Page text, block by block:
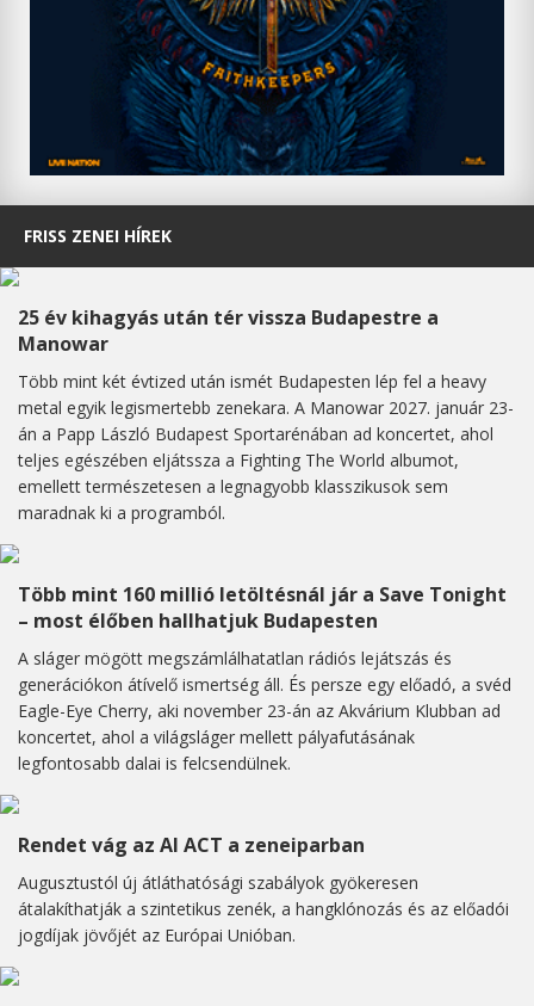
FRISS ZENEI HÍREK
25 év kihagyás után tér vissza Budapestre a
Manowar
Több mint két évtized után ismét Budapesten lép fel a heavy
metal egyik legismertebb zenekara. A Manowar 2027. január 23-
án a Papp László Budapest Sportarénában ad koncertet, ahol
teljes egészében eljátssza a Fighting The World albumot,
emellett természetesen a legnagyobb klasszikusok sem
maradnak ki a programból.
Több mint 160 millió letöltésnál jár a Save Tonight
– most élőben hallhatjuk Budapesten
A sláger mögött megszámlálhatatlan rádiós lejátszás és
generációkon átívelő ismertség áll. És persze egy előadó, a svéd
Eagle-Eye Cherry, aki november 23-án az Akvárium Klubban ad
koncertet, ahol a világsláger mellett pályafutásának
legfontosabb dalai is felcsendülnek.
Rendet vág az AI ACT a zeneiparban
Augusztustól új átláthatósági szabályok gyökeresen
átalakíthatják a szintetikus zenék, a hangklónozás és az előadói
jogdíjak jövőjét az Európai Unióban.